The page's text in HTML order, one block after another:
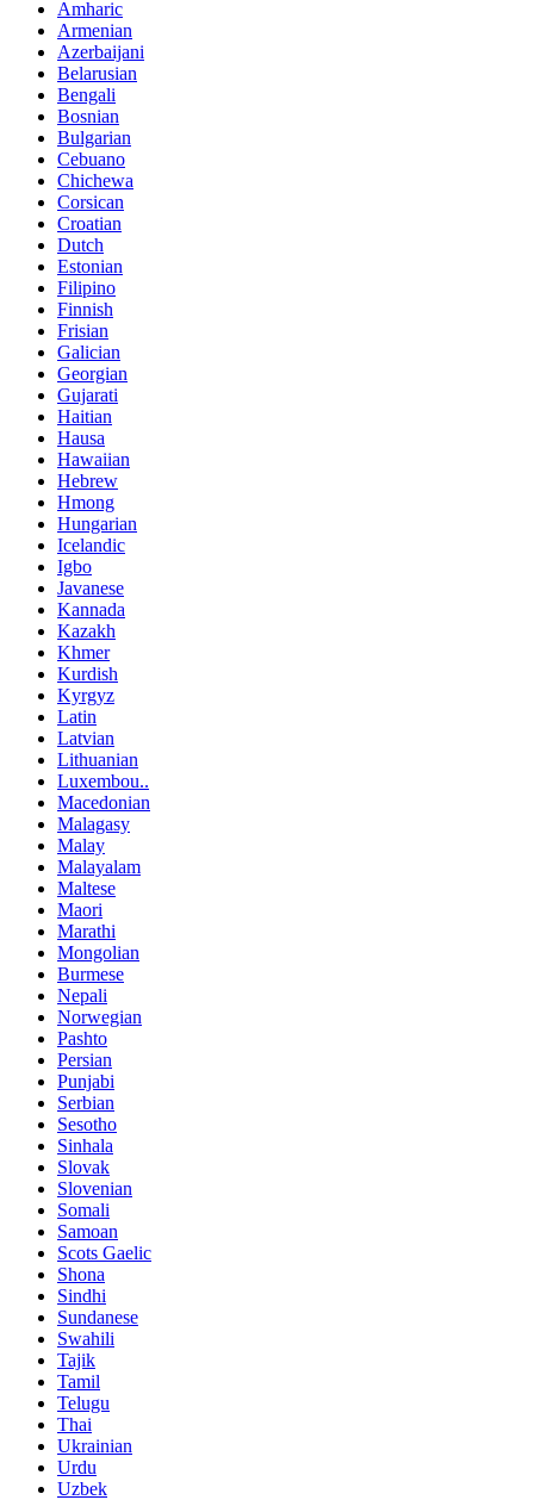
Amharic
Armenian
Azerbaijani
Belarusian
Bengali
Bosnian
Bulgarian
Cebuano
Chichewa
Corsican
Croatian
Dutch
Estonian
Filipino
Finnish
Frisian
Galician
Georgian
Gujarati
Haitian
Hausa
Hawaiian
Hebrew
Hmong
Hungarian
Icelandic
Igbo
Javanese
Kannada
Kazakh
Khmer
Kurdish
Kyrgyz
Latin
Latvian
Lithuanian
Luxembou..
Macedonian
Malagasy
Malay
Malayalam
Maltese
Maori
Marathi
Mongolian
Burmese
Nepali
Norwegian
Pashto
Persian
Punjabi
Serbian
Sesotho
Sinhala
Slovak
Slovenian
Somali
Samoan
Scots Gaelic
Shona
Sindhi
Sundanese
Swahili
Tajik
Tamil
Telugu
Thai
Ukrainian
Urdu
Uzbek